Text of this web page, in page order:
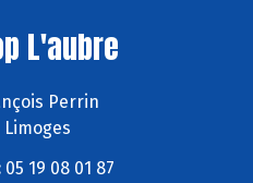
L'aubre
Perrin
05 19 08 01 87